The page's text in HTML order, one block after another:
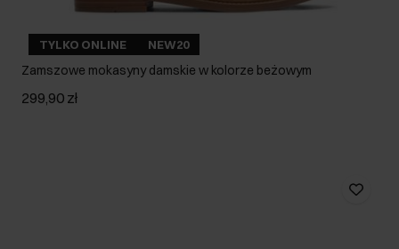
TYLKO ONLINE NEW20
Zamszowe mokasyny damskie w kolorze beżowym
299,90 zł